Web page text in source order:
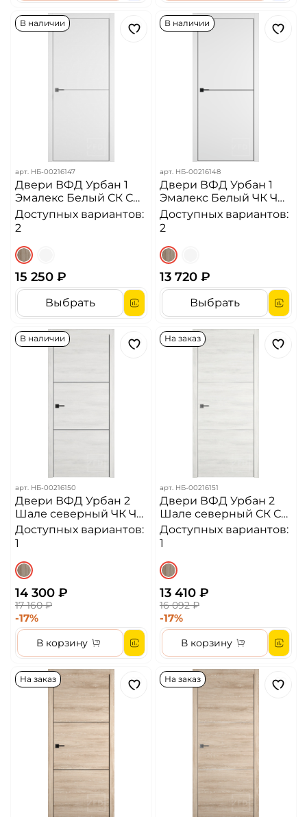
В наличии
арт. НБ-00216147
Двери ВФД Урбан 1
Эмалекс Белый СК СМ
4x4 Алюминиевая
кромка ДГ
Доступных вариантов:
2
15 250 ₽
Выбрать
В наличии
арт. НБ-00216148
Двери ВФД Урбан 1
Эмалекс Белый ЧК ЧМ
4x4 Алюминиевая
кромка ДГ
Доступных вариантов:
2
13 720 ₽
Выбрать
В наличии
арт. НБ-00216150
Двери ВФД Урбан 2
Шале северный ЧК ЧМ
Алюминиевая кромка
ДГ
Доступных вариантов:
1
14 300 ₽
17 160 ₽
-17%
В корзину
На заказ
арт. НБ-00216151
Двери ВФД Урбан 2
Шале северный СК СМ
Алюминиевая кромка
ДГ
Доступных вариантов:
1
13 410 ₽
16 092 ₽
-17%
В корзину
На заказ На заказ